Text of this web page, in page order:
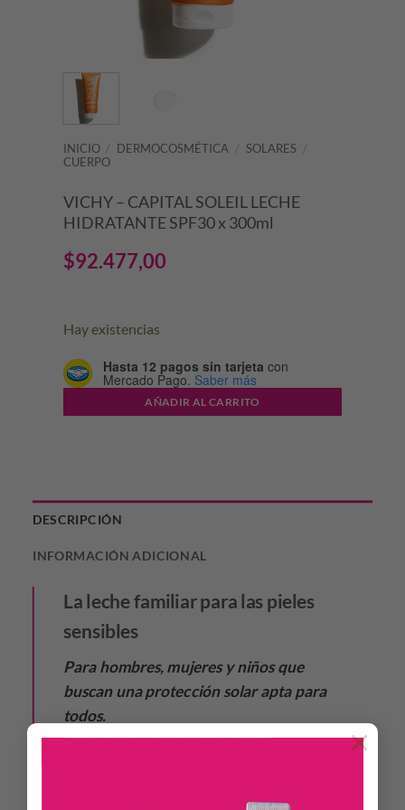
×
INICIO / DERMOCOSMÉTICA / SOLARES /
CUERPO
VICHY – CAPITAL SOLEIL LECHE
HIDRATANTE SPF30 x 300ml
$92.477,00
Hay existencias
Hasta 12 pagos sin tarjeta con
Mercado Pago. Saber más
AÑADIR AL CARRITO
DESCRIPCIÓN
INFORMACIÓN ADICIONAL
La leche familiar para las pieles
sensibles
Para hombres, mujeres y niños que
buscan una protección solar apta para
todos.